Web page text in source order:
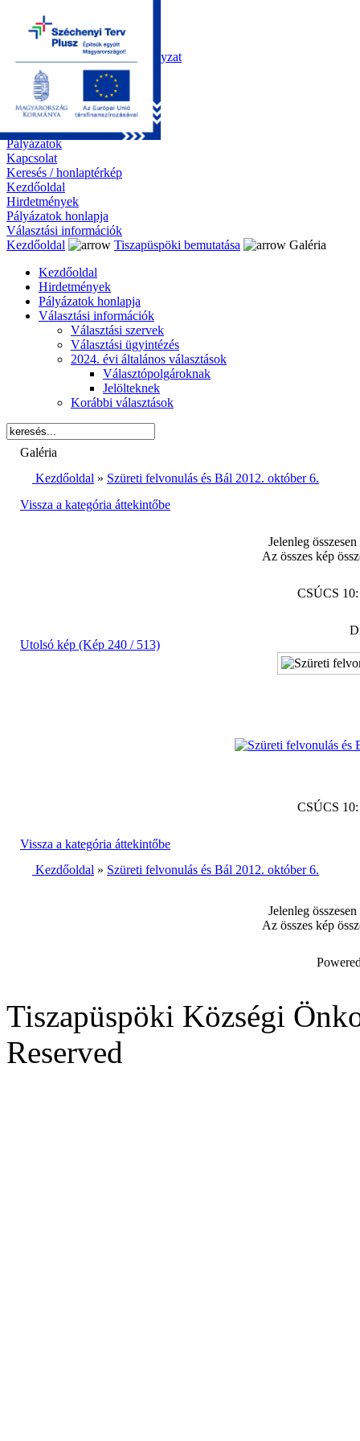
Kezdőoldal
Önkormányzat
Polgármesteri Hivatal
Roma Nemzetiségi Önkormányzat
Elektronikus ügyintézés
Közérdekű információk
Tiszapüspöki bemutatása
Galéria
Díjazottaink
Pályázatok
Kapcsolat
Keresés / honlaptérkép
Kezdőoldal
Hirdetmények
Pályázatok honlapja
Választási információk
Kezdőoldal
Tiszapüspöki bemutatása
Galéria
Kezdőoldal
Hirdetmények
Pályázatok honlapja
Választási információk
Választási szervek
Választási ügyintézés
2024. évi általános választások
Választópolgároknak
Jelölteknek
Korábbi választások
Galéria
Kezdőoldal » Szüreti felvonulás és Bál 2012. október 6.
Vissza a kategória áttekintőbe
Jelenleg
Az összes kép
CSÚCS
Utolsó kép (Kép 240 / 513)
CSÚCS
Vissza a kategória áttekintőbe
Kezdőoldal » Szüreti felvonulás és Bál 2012. október 6.
Jelenleg
Az összes kép
Tiszapüspöki Községi
Reserved